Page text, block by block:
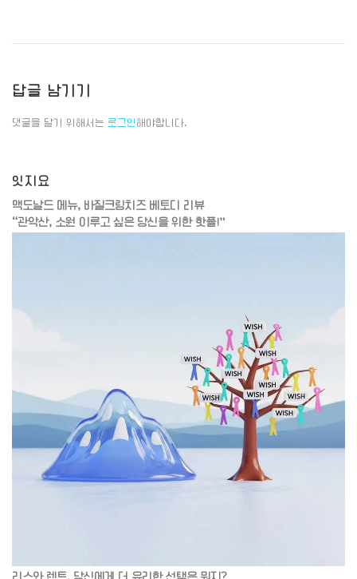
미치는 효과도 있으니…
답글 남기기
댓글을 달기 위해서는 로그인해야합니다.
잇지요
맥도날드 메뉴, 바질크림치즈 베토디 리뷰
“관악산, 소원 이루고 싶은 당신을 위한 핫플!”